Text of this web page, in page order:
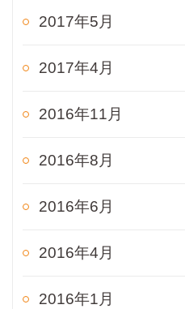
2017年5月
2017年4月
2016年11月
2016年8月
2016年6月
2016年4月
2016年1月